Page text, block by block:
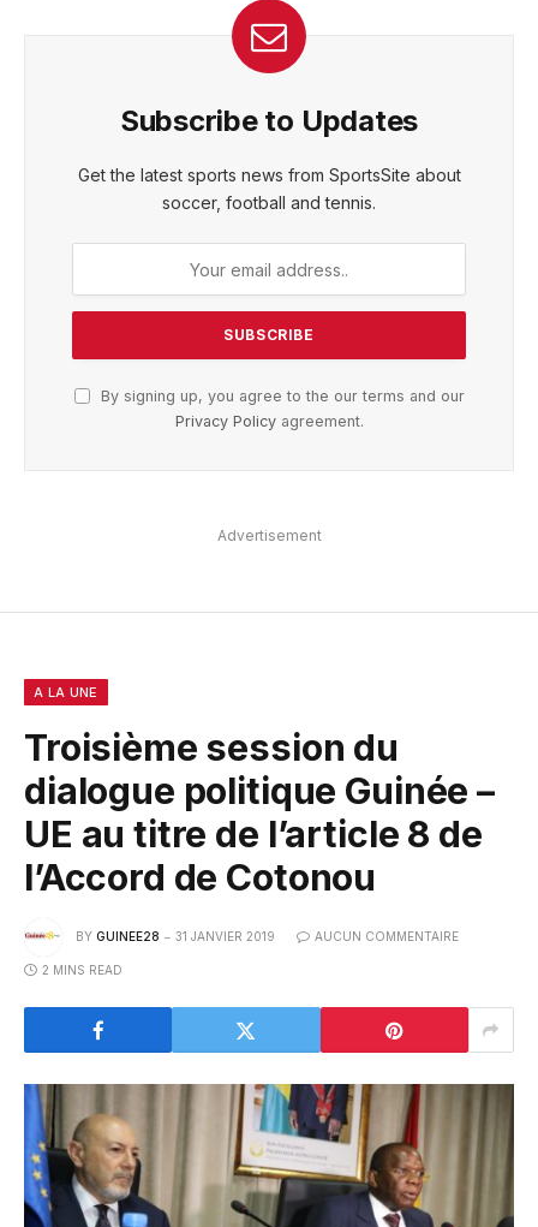
Subscribe to Updates
Get the latest sports news from SportsSite about
soccer, football and tennis.
By signing up, you agree to the our terms and our
Privacy Policyagreement.
Advertisement
A LA UNE
Troisième session du
dialogue politique Guinée –
UE au titre de l’article 8 de
l’Accord de Cotonou
BY GUINEE28 31 JANVIER 2019 AUCUN COMMENTAIRE
2 MINS READ